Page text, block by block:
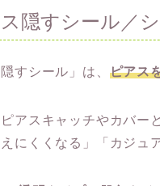
隠すシール／
隠すシール」は、 ピアス
アスキャッチやカバー
にくくなる」「カジュ